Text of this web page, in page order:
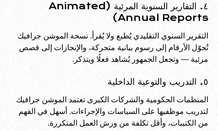
٤. التقارير السنوية المرئية (Animated
Annual Reports)
التقرير السنوي التقليدي يُطبع ولا يُقرأ. نسخة الموشن جرافيك
تُحوّل الأرقام إلى رسوم بيانية متحركة، والإنجازات إلى قصص
مرئية — وتجعل الجمهور يُشاهد فعلًا ويتذكر.
٥. التدريب والتوعية الداخلية
المنظمات الحكومية والشركات الكبرى تعتمد الموشن جرافيك
لتدريب موظفيها على السياسات والإجراءات. أسهل في الفهم
من الكتيبات، وأقل تكلفة من ورش العمل المتكررة.